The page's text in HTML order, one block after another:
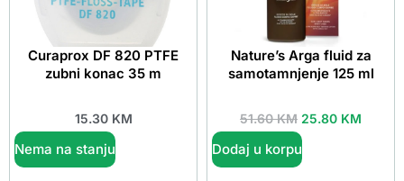
Curaprox DF 820 PTFE
zubni konac 35 m
15.30 KM
Nema na stanju
Nature’s Arga fluid za
samotamnjenje 125 ml
51.60KM 25.80 KM
Dodaj u korpu